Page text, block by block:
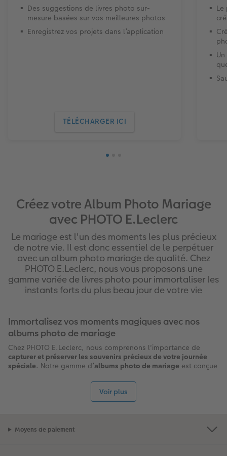
Des suggestions de livres photo sur-
mesure basées sur vos meilleures photos
Enregistrez vos projets dans l’application
TÉLÉCHARGER ICI
Le
Créez votre Album Photo Mariage
avec PHOTO E.Leclerc
Le mariage est l'un des moments les plus précieux
de notre vie. Il est donc essentiel de le perpétuer
avec un album photo mariage de qualité. Chez
PHOTO E.Leclerc, nous vous proposons une
gamme variée de livres photo pour immortaliser les
instants forts du plus beau jour de votre vie
Voir plus
Immortalisez vos moments magiques avec nos
albums photo de mariage
Chez PHOTO E.Leclerc, nous comprenons l'importance de
capturer et préserver les souvenirs précieux de votre journée
spéciale. Notre gamme d’albums photo de mariage est conçue
recherchiez un album élégant et classique ou une création plus
moderne et personnalisée, nous avons ce qu'il vous faut.
(28 × 21 cm), idéal pour mettre en valeur vos photos
de couple, auformat XXL paysage
Moyens de paiement